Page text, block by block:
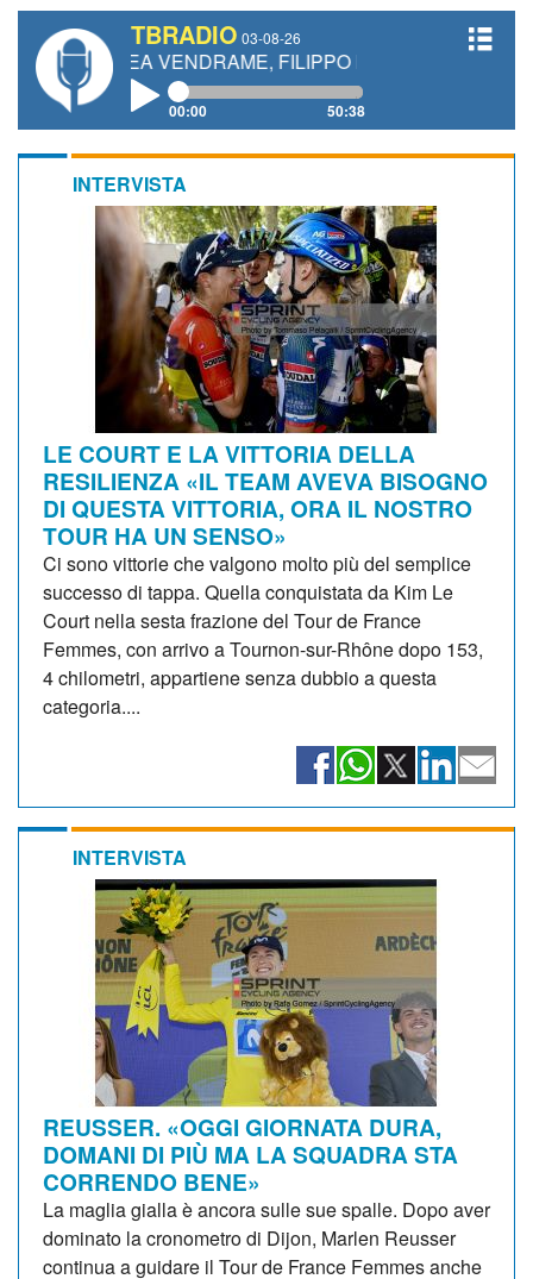
TBRADIO 03-08-26
VENDRAME, FILIPPO FIORELLI
00:00 50:38
INTERVISTA
LE COURT E LA VITTORIA DELLA
RESILIENZA «IL TEAM AVEVA BISOGNO
DI QUESTA VITTORIA, ORA IL NOSTRO
TOUR HA UN SENSO»
Ci sono vittorie che valgono molto più del semplice
successo di tappa. Quella conquistata da Kim Le
Court nella sesta frazione del Tour de France
Femmes, con arrivo a Tournon-sur-Rhône dopo 153,
4 chilometri, appartiene senza dubbio a questa
categoria....
INTERVISTA
REUSSER. «OGGI GIORNATA DURA,
DOMANI DI PIÙ MA LA SQUADRA STA
CORRENDO BENE»
La maglia gialla è ancora sulle sue spalle. Dopo aver
dominato la cronometro di Dijon, Marlen Reusser
continua a guidare il Tour de France Femmes anche